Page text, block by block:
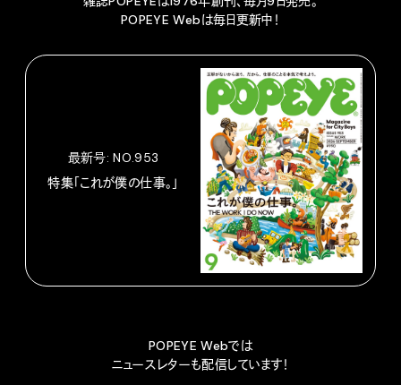
POPEYE Webは毎日更新中！
最新号: NO.953
特集「これが僕の仕事。」
POPEYE Webでは
ニュースレターも配信しています！